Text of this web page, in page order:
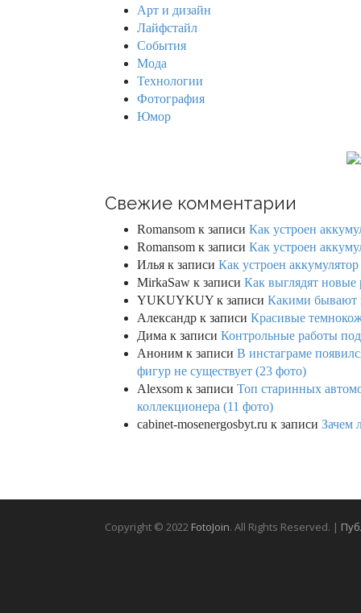
Арт и дизайн
Лайфстайл
События
Мода
Технологии
Фотография
Юмор
Свежие комментарии
Romansom к записи Как устроен
Romansom к записи Как устроен
Илья к записи Как устроен
MirkaSaw к записи Как выглядят новые
YUKUYKUY к записи Какими бывают
Александр к записи Красивые
Дима к записи Контрольные работы
Аноним к записи В инстаграме
фигур не существует (23 фото)
Alexsom к записи Топ старинных
коллекционера (11 фото)
cabinet-mosenergosbyt.ru к записи Зачем
Copyright © 2022 FotoJoin. All Rights Reserved. |